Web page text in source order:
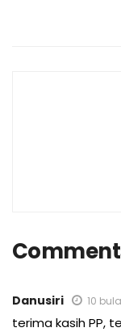
Danusiri 10
terima kasih PP,